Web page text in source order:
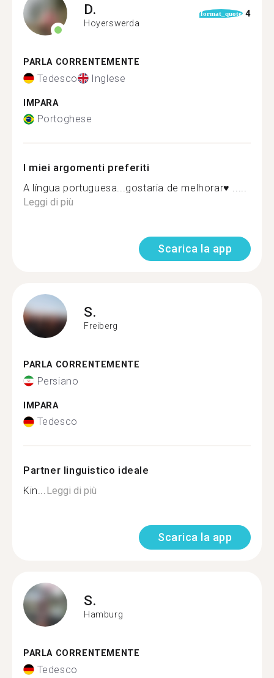
D.
Hoyerswerda
format_quote 4
PARLA CORRENTEMENTE
Tedesco Inglese
IMPARA
Portoghese
I miei argomenti preferiti
A língua portuguesa...gostaria de melhorar♥️ .....
Leggi di più
Scarica la app
S.
Freiberg
PARLA CORRENTEMENTE
Persiano
IMPARA
Tedesco
Partner linguistico ideale
Kin...Leggi di più
Scarica la app
S.
Hamburg
PARLA CORRENTEMENTE
Tedesco